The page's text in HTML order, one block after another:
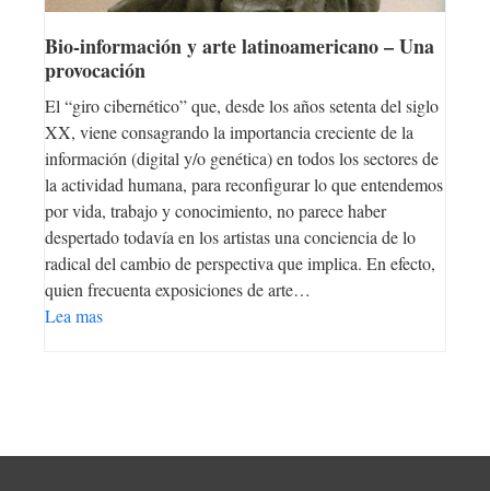
Bio-información y arte latinoamericano – Una
provocación
El “giro cibernético” que, desde los años setenta del siglo
XX, viene consagrando la importancia creciente de la
información (digital y/o genética) en todos los sectores de
la actividad humana, para reconfigurar lo que entendemos
por vida, trabajo y conocimiento, no parece haber
despertado todavía en los artistas una conciencia de lo
radical del cambio de perspectiva que implica. En efecto,
quien frecuenta exposiciones de arte…
Lea mas